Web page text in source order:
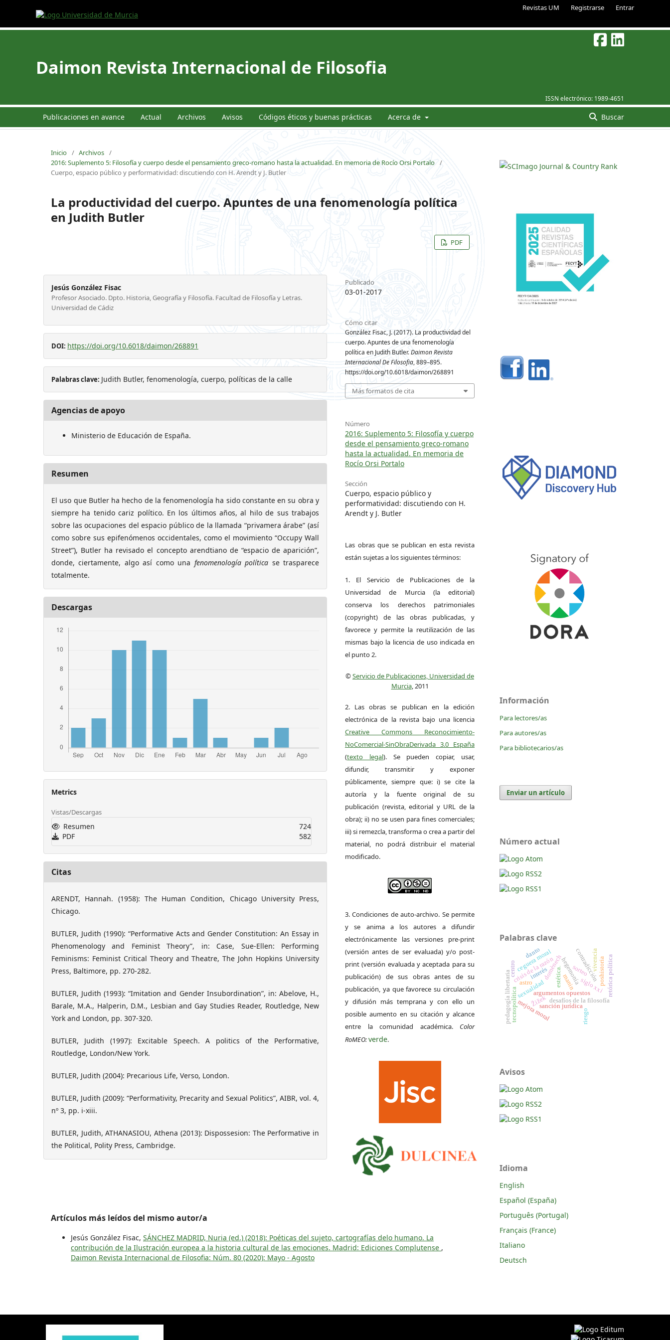
Revistas UM Registrarse Entrar
ISSN electrónico: 1989-4651
Daimon Revista Internacional de Filosofia
Publicaciones en avance Actual Archivos Avisos Códigos éticos y buenas prácticas Acerca de Buscar
Inicio / Archivos /
2016: Suplemento 5: Filosofía y cuerpo desde el pensamiento greco-romano hasta la actualidad. En memoria de Rocío Orsi Portalo /
Cuerpo, espacio público y performatividad: discutiendo con H. Arendt y J. Butler
La productividad del cuerpo. Apuntes de una fenomenología política
en Judith Butler
PDF
Jesús González Fisac
Profesor Asociado. Dpto. Historia, Geografía y Filosofía. Facultad de Filosofía y Letras.
Universidad de Cádiz
DOI: https://doi.org/10.6018/daimon/268891
Palabras clave: Judith Butler, fenomenología, cuerpo, políticas de la calle
Agencias de apoyo
Ministerio de Educación de España.
Resumen
El uso que Butler ha hecho de la fenomenología ha sido constante en su obra y
siempre ha tenido cariz político. En los últimos años, al hilo de sus trabajos
sobre las ocupaciones del espacio público de la llamada “privamera árabe” (así
como sobre sus epifenómenos occidentales, como el movimiento “Occupy Wall
Street”), Butler ha revisado el concepto arendtiano de “espacio de aparición”,
donde, ciertamente, algo así como una fenomenología política se trasparece
totalmente.
Descargas
Metrics
Vistas/Descargas
Resumen
724
PDF
582
Citas
ARENDT, Hannah. (1958): The Human Condition, Chicago University Press,
Chicago.
BUTLER, Judith (1990): “Performative Acts and Gender Constitution: An Essay in
Phenomenology and Feminist Theory”, in: Case, Sue-Ellen: Performing
Feminisms: Feminist Critical Theory and Theatre, The John Hopkins University
Press, Baltimore, pp. 270-282.
BUTLER, Judith (1993): “Imitation and Gender Insubordination”, in: Abelove, H.,
Barale, M.A., Halperin, D.M., Lesbian and Gay Studies Reader, Routledge, New
York and London, pp. 307-320.
BUTLER, Judith (1997): Excitable Speech. A politics of the Performative,
Routledge, London/New York.
BUTLER, Judith (2004): Precarious Life, Verso, London.
BUTLER, Judith (2009): “Performativity, Precarity and Sexual Politics”, AIBR, vol. 4,
nº 3, pp. i-xiii.
BUTLER, Judith, ATHANASIOU, Athena (2013): Dispossesion: The Performative in
the Political, Polity Press, Cambridge.
Publicado
03-01-2017
Cómo citar
González Fisac, J. (2017). La productividad del
cuerpo. Apuntes de una fenomenología
política en Judith Butler.Daimon Revista
Internacional De Filosofia, 889–895.
https://doi.org/10.6018/daimon/268891
Más formatos de cita
Número
2016: Suplemento 5: Filosofía y cuerpo
desde el pensamiento greco-romano
hasta la actualidad. En memoria de
Rocío Orsi Portalo
Sección
Cuerpo, espacio público y
performatividad: discutiendo con H.
Arendt y J. Butler
Las obras que se publican en esta revista
están sujetas a los siguientes términos:
1. El Servicio de Publicaciones de la
Universidad de Murcia (la editorial)
conserva los derechos patrimoniales
(copyright) de las obras publicadas, y
favorece y permite la reutilización de las
mismas bajo la licencia de uso indicada en
el punto 2.
©Servicio de Publicaciones, Universidad de
Murcia, 2011
2. Las obras se publican en la edición
electrónica de la revista bajo una licencia
Creative Commons Reconocimiento-
NoComercial-SinObraDerivada 3.0 España
(texto legal). Se pueden copiar, usar,
difundir, transmitir y exponer
públicamente, siempre que: i) se cite la
autoría y la fuente original de su
publicación (revista, editorial y URL de la
obra); ii) no se usen para fines comerciales;
iii) si remezcla, transforma o crea a partir del
material, no podrá distribuir el material
modificado.
3. Condiciones de auto-archivo. Se permite
y se anima a los autores a difundir
electrónicamente las versiones pre-print
(versión antes de ser evaluada) y/o post-
print (versión evaluada y aceptada para su
publicación) de sus obras antes de su
publicación, ya que favorece su circulación
y difusión más temprana y con ello un
posible aumento en su citación y alcance
entre la comunidad académica. Color
RoMEO:verde.
Artículos más leídos del mismo autor/a
Jesús González Fisac, SÁNCHEZ MADRID, Nuria (ed.) (2018): Poéticas del sujeto, cartografías delo humano. La
contribución de la Ilustración europea a la historia cultural de las emociones. Madrid: Ediciones Complutense ,
Daimon Revista Internacional de Filosofia: Núm. 80 (2020): Mayo - Agosto
Información
Para lectores/as
Para autores/as
Para bibliotecarios/as
Enviar un artículo
Número actual
Palabras clave
sexualidadargumentos opuestos
domènech
crisis de la razón
Žižek
hegemonía
estética.
sanción jurídica
desafíos de la filosofía
siglo xxi
pedagogía libertaria
contradicción
interés poshistoria
manin
vivencia
mejora moral
ceguera moral
astro
sorteo
riesgo
centro retórica política
tecnopolítica
danto
Avisos
Idioma
English
Español (España)
Português (Portugal)
Français (France)
Italiano
Deutsch